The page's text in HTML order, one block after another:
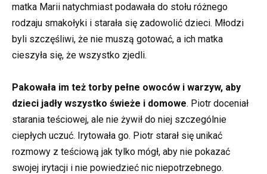
matka Marii natychmiast podawała do stołu różnego
rodzaju smakołyki i starała się zadowolić dzieci. Młodzi
byli szczęśliwi, że nie muszą gotować, a ich matka
cieszyła się, że wszystko zjedli.
Pakowała im też torby pełne owoców i warzyw, aby
dzieci jadły wszystko świeże i domowe. Piotr doceniał
starania teściowej, ale nie żywił do niej szczególnie
ciepłych uczuć. Irytowała go. Piotr starał się unikać
rozmowy z teściową jak tylko mógł, aby nie pokazać
swojej irytacji i nie powiedzieć nic niepotrzebnego.